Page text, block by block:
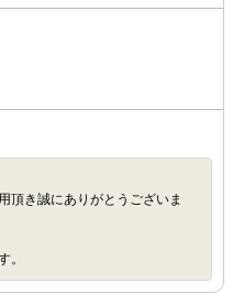
頂き誠にありがとうございま
。